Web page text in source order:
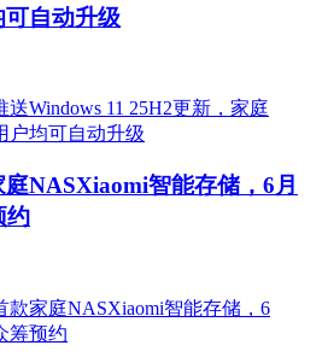
自动升级
NASXiaomi智能存储，6月
约